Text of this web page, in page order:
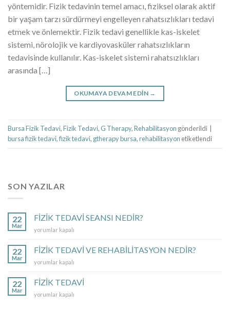
yöntemidir. Fizik tedavinin temel amacı, fiziksel olarak aktif
bir yaşam tarzı sürdürmeyi engelleyen rahatsızlıkları tedavi
etmek ve önlemektir. Fizik tedavi genellikle kas-iskelet
sistemi, nörolojik ve kardiyovasküler rahatsızlıkların
tedavisinde kullanılır. Kas-iskelet sistemi rahatsızlıkları
arasında […]
OKUMAYA DEVAM EDIN →
Bursa Fizik Tedavi,Fizik Tedavi, G Therapy,Rehabilitasyon gönderildi
bursa fizik tedavi,fizik tedavi, gtherapy bursa,rehabilitasyon etiketlendi
SON YAZILAR
22
Mar
FİZİK TEDAVİ SEANSI NEDİR?
FİZİK
SEANSI
için
yorumlar kapalı
22
Mar
FİZİK TEDAVİ VE REHABİLİTASYON NEDİR?
FİZİK
VE
NEDİR?
yorumlar kapalı
22
Mar
FİZİK TEDAVİ
FİZİK
yorumlar kapalı